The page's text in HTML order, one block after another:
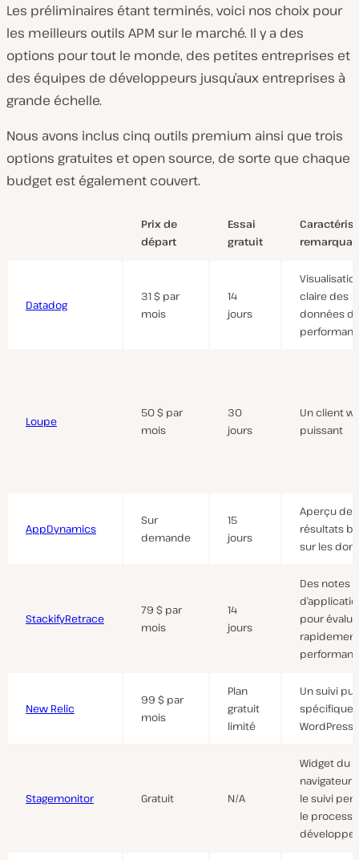
r
l
a
v
i
d
Les préliminaires étant terminés, voici nos choix pour
les meilleurs outils APM sur le marché. Il y a des
options pour tout le monde, des petites entreprises et
des équipes de développeurs jusqu’aux entreprises à
grande échelle.
Nous avons inclus cinq outils premium ainsi que trois
options gratuites et open source, de sorte que chaque
budget est également couvert.
Prix de
départ
Essai
gratuit
Datadog
31 $ par
mois
14
jours
claire des
données
Loupe
50 $ par
mois
30
jours
Un client
puissant
AppDynamics
Sur
demande
15
jours
Aperçu des
résultats
sur les
StackifyRetrace
79 $ par
mois
14
jours
Des notes
pour
New Relic
99 $ par
mois
Plan
gratuit
limité
Un suivi
spécifique
WordPress
Stagemonitor Gratuit N/A
Widget du
navigateur
le suivi
le